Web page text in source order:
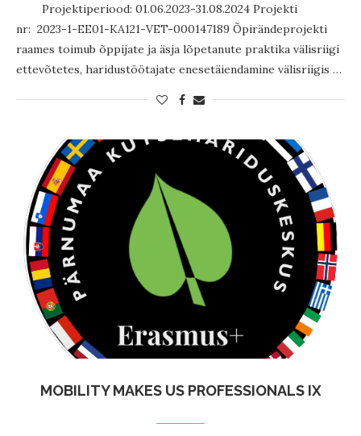
Projektiperiood: 01.06.2023-31.08.2024 Projekti
nr: 2023-1-EE01-KA121-VET-000147189 Õpirändeprojekti
raames toimub õppijate ja äsja lõpetanute praktika välisriigi
ettevõtetes, haridustöötajate enesetäiendamine välisriigis …
MOBILITY MAKES US PROFESSIONALS IX